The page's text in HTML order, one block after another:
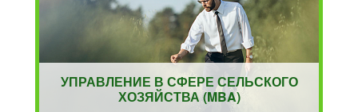
УПРАВЛЕНИЕ В СФЕРЕ СЕЛЬСКОГО
ХОЗЯЙСТВА (MBA)